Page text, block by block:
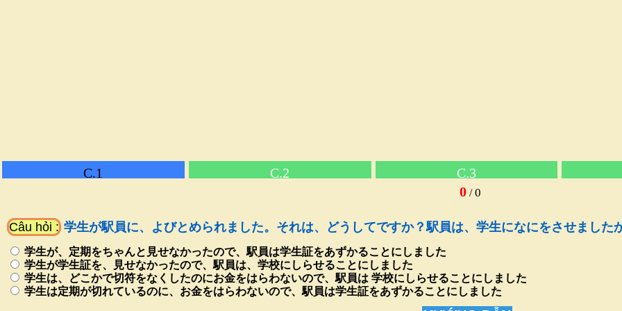
C.1 C.2 C.3
0/0
Câu hỏi : 学生が駅員に、よびとめられました。それは、どうしてですか？駅員は、学生になにをさせました
学生が、定期をちゃんと見せなかったので、駅員は学生証をあずかることにしました
学生が学生証を、見せなかったので、駅員は、学校にしらせることにしました
学生は、どこかで切符をなくしたのにお金をはらわないので、駅員は 学校にしらせることにしました
学生は定期が切れているのに、お金をはらわないので、駅員は学生証をあずかることにしました